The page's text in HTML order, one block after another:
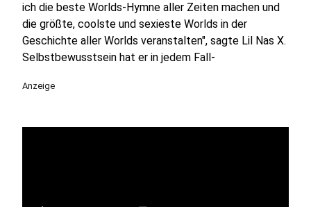
ich die beste Worlds-Hymne aller Zeiten machen und
die größte, coolste und sexieste Worlds in der
Geschichte aller Worlds veranstalten", sagte Lil Nas X.
Selbstbewusstsein hat er in jedem Fall-
Anzeige